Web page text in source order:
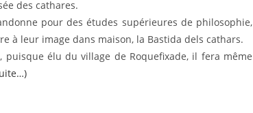
des cathares.
pour des études supérieures de philosophie,
à leur image dans maison, la Bastida dels cathars.
élu du village de Roquefixade, il fera même